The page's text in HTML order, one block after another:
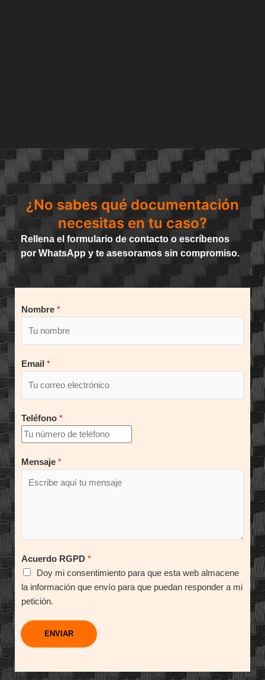
¿No sabes qué documentación
necesitas en tu caso?
Rellena el formulario de contacto o escríbenos
por WhatsApp y te asesoramos sin compromiso.
Nombre *
Email *
Teléfono *
Mensaje *
Acuerdo RGPD *
Doy mi consentimiento para que esta web almacene
la información que envío para que puedan responder a mi
petición.
ENVIAR